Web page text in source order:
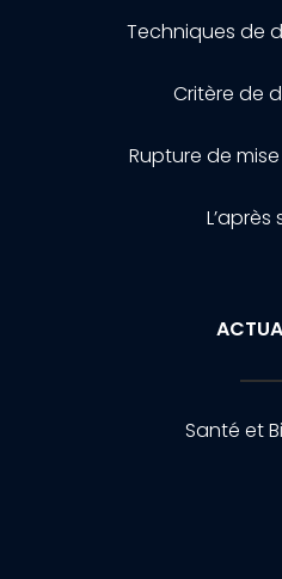
Techniques de
Critère de
Rupture de
L’après
Santé et